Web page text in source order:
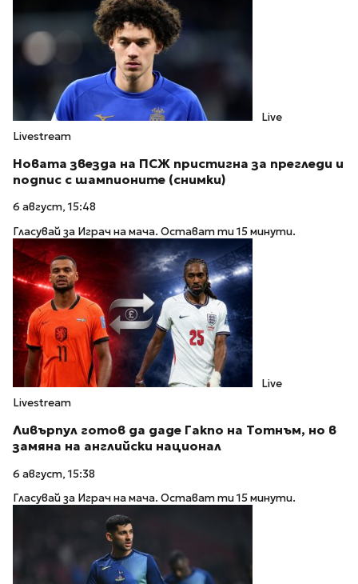
Live
Livestream
Новата звезда на ПСЖ пристигна за прегледи и
подпис с шампионите (снимки)
6 август, 15:48
Гласувай за Играч на мача. Остават ти 15 минути.
Live
Livestream
Ливърпул готов да даде Гакпо на Тотнъм, но в
замяна на английски национал
6 август, 15:38
Гласувай за Играч на мача. Остават ти 15 минути.